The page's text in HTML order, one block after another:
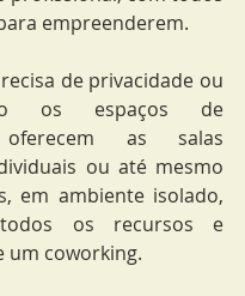
empreenderem.
de privacidade ou
os espaços de
oferecem as salas
ou até mesmo
em ambiente isolado,
os recursos e
um coworking.